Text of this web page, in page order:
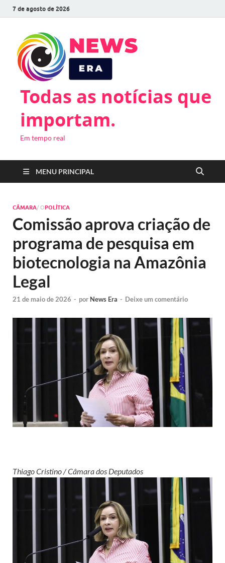
7 de agosto de 2026
Todas as notícias que
importam.
Em tempo real
MENU PRINCIPAL
CÂMARA/ OPOLÍTICA
Comissão aprova criação de
programa de pesquisa em
biotecnologia na Amazônia
Legal
21 de maio de 2026 - por News Era - Deixe um comentário
Thiago Cristino / Câmara dos Deputados